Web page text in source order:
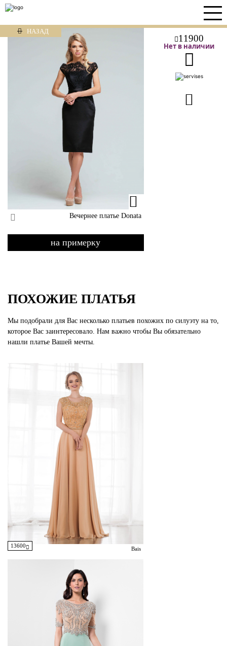
НАЗАД
11900
Нет в наличии
Вечернее платье Donata
на примерку
ПОХОЖИЕ ПЛАТЬЯ
Мы подобрали для Вас несколько платьев похожих по силуэту на то,
которое Вас заинтересовало. Нам важно чтобы Вы обязательно
нашли платье Вашей мечты.
13600 Bais